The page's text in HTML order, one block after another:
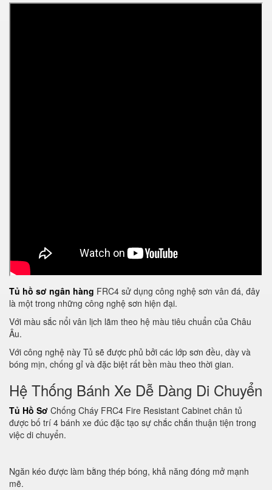
Tủ hồ sơ ngân hàng FRC4 sử dụng công nghệ sơn vân đá, đây
là một trong những công nghệ sơn hiện đại.
Với màu sắc nổi vân lịch lãm theo hệ màu tiêu chuẩn của Châu
Âu.
Với công nghệ này Tủ sẽ được phủ bởi các lớp sơn đều, dày và
bóng mịn, chống gỉ và đặc biệt rất bền màu theo thời gian.
Hệ Thống Bánh Xe Dễ Dàng Di Chuyển
Tủ Hồ Sơ Chống Cháy FRC4 Fire Resistant Cabinet chân tủ
được bố trí 4 bánh xe đúc đặc tạo sự chắc chắn thuận tiện trong
việc di chuyển.
Ngăn kéo được làm bằng thép bóng, khả năng đóng mở mạnh
mẽ.